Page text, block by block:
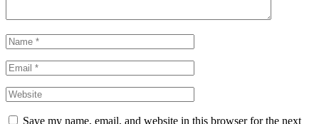
Save my name, email, and website in this browser for the next